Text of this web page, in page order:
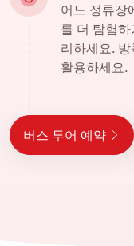
어느 정류장
를 더 탐험
리하세요.
활용하세요.
버스 투어 예약